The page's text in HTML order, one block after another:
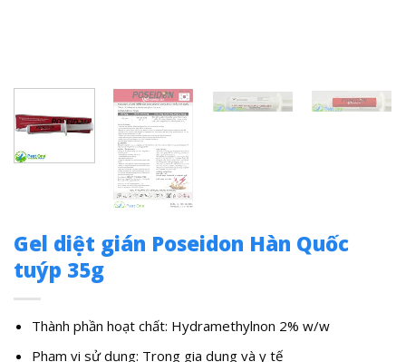
Gel diệt gián Poseidon Hàn Quốc
tuýp 35g
Thành phần hoạt chất: Hydramethylnon 2% w/w
Phạm vi sử dụng: Trong gia dụng và y tế